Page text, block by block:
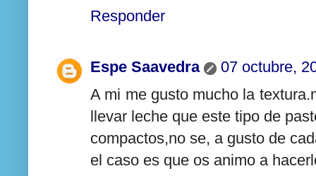
Responder
Espe Saavedra
07 octubre,
A mi me gusto mucho la
llevar leche que este tipo de
compactos,no se, a gusto de
el caso es que os animo a